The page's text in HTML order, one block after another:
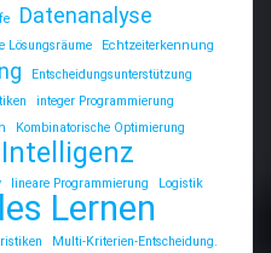
Datenanalyse
Lösungsräume Echtzeiterkennung
Entscheidungsunterstützung
integer Programmierung
Kombinatorische Optimierung
lineare Programmierung Logistik
Lernen
Multi-Kriterien-Entscheidung.